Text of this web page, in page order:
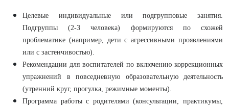
Целевые индивидуальные или подгрупповые занятия.
Подгруппы (2-3 человека) формируются по схожей
проблематике (например, дети с агрессивными проявлениями
или с застенчивостью).
Рекомендации для воспитателей по включению коррекционных
упражнений в повседневную образовательную деятельность
(утренний круг, прогулка, режимные моменты).
Программа работы с родителями (консультации, практикумы,